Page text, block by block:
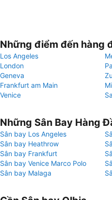
Những điểm đến hàng
Los Angeles
London
Geneva
Frankfurt am Main
Venice
Những Sân Bay Hàng
Sân bay Los Angeles
Sân bay Heathrow
Sân bay Frankfurt
Sân bay Venice Marco Polo
Sân bay Malaga